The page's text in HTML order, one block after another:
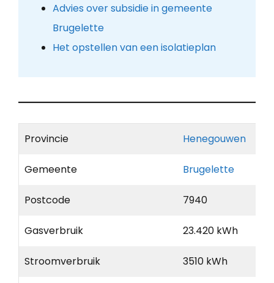
Advies over subsidie in gemeente
Brugelette
Het opstellen van een isolatieplan
Provincie Henegouwen
Gemeente Brugelette
Postcode 7940
Gasverbruik 23.420 kWh
Stroomverbruik 3510 kWh